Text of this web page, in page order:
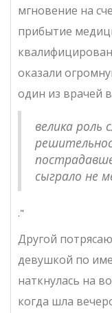
мгновение на
прибытие
оказали
один из врачей
велика роль
сыграло не
."
Другой
девушкой по
наткнулась на
когда шла